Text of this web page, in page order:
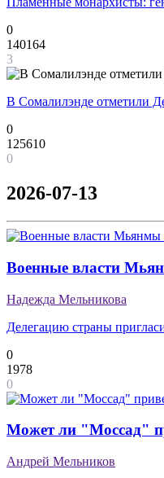
0
140164
3
В Сомалилэнде отметили
0
125610
0
2026-07-13
Военные власти
Надежда Мельникова
Делегацию страны
0
1978
0
Может ли "Моссад"
Андрей Мельников